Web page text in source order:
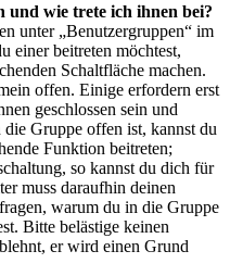
und wie trete ich ihnen bei?
unter „Benutzergruppen“ im
einer beitreten möchtest,
Schaltfläche machen.
offen. Einige erfordern erst
geschlossen sein und
Gruppe offen ist, kannst du
Funktion beitreten;
so kannst du dich für
muss daraufhin deinen
warum du in die Gruppe
Bitte belästige keinen
er wird einen Grund